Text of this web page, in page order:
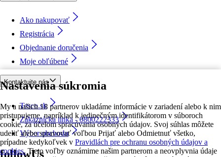
Nastavenia súkromia
My a našich 18 partnerov ukladáme informácie v zariadení alebo k nim
pristupujeme, napríklad k jedinečným identifikátorom v súboroch
cookie, za účelom spracúvania osobných údajov. Svoj súhlas môžete
udeliť alebo spravovať voľbou Prijať alebo Odmietnuť všetko,
prípadne kedykoľvek v Pravidlách pre ochranu osobných údajov a
cookies. Tieto voľby oznámime našim partnerom a neovplyvnia údaje
Ako nakupovať
Registrácia
Objednanie doručenia
Moje obľúbené
Kontaktujte nás
Tesco.sk
Zákaznícka linka - 0800222333
Výber obchodu
followUs